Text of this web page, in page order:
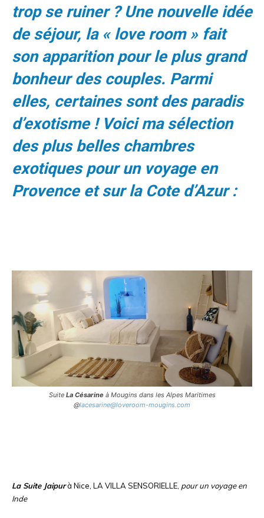
trop se ruiner ? Une nouvelle idée
de séjour, la « love room » fait
son apparition pour le plus grand
bonheur des couples. Parmi
elles, certaines sont des paradis
d’exotisme ! Voici ma sélection
des plus belles chambres
exotiques pour un voyage en
Provence et sur la Cote d’Azur :
Suite La Césarineà Mougins dans les Alpes Maritimes
@lacesarine@loveroom-mougins.com
La Suite Jaipurà Nice, LA VILLA SENSORIELLE, pour un voyage en
Inde